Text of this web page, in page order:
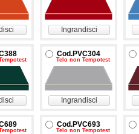
Ingrandisci
Cod.PVC304
Telo non Tempotest
Ingrandisci
Cod.PVC693
Telo non Tempotest